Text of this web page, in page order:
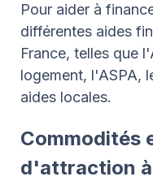
Pour aider à
différentes aides
France, telles que
logement, l'ASPA,
aides locales.
Commodités
d'attraction